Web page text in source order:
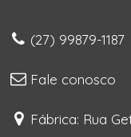
(27) 99879-1187
Fale conosco
Fábrica: Rua